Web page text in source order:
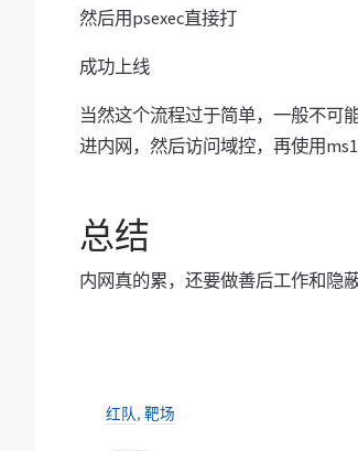
然后用psexec直接打
成功上线
当然这个流程过于简单，一般不可
进内网，然后访问域控，再使用
总结
内网真的累，还要做善后工作和隐
红队, 靶场